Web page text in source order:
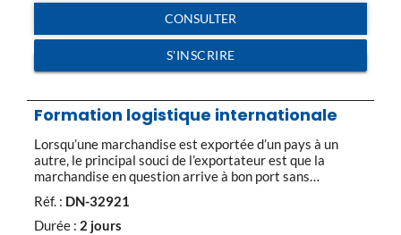
CONSULTER
S'INSCRIRE
Formation logistique internationale
Lorsqu’une marchandise est exportée d’un pays à un
autre, le principal souci de l’exportateur est que la
marchandise en question arrive à bon port sans
chaque pays traversé, dans les délais et selon le coût
estimé. Toutes les étapes de la livraison constituent la
Réf. : DN-32921
Durée : 2 jours